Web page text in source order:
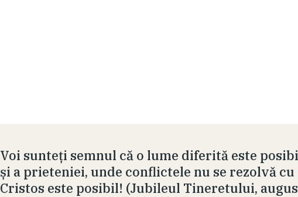
Voi sunteți semnul că o lume diferită este
și a prieteniei, unde conflictele nu se rezolvă cu
Cristos este posibil! (Jubileul Tineretului,